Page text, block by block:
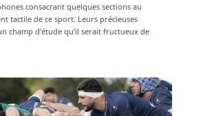
consacrant quelques sections au
tactile de ce sport. Leurs précieuses
champ d’étude qu’il serait fructueux de